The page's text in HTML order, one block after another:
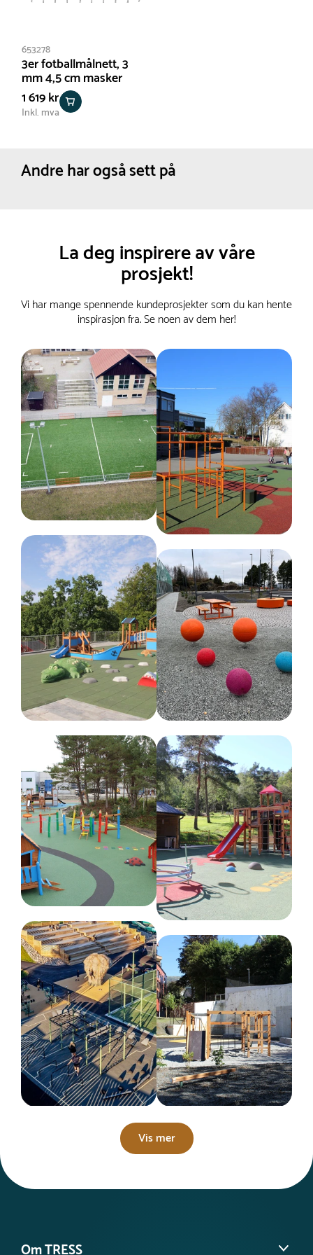
653278
3er fotballmålnett, 3
mm 4,5 cm masker
1 619 kr
Inkl. mva
Andre har også sett på
La deg inspirere av våre
prosjekt!
Vi har mange spennende kundeprosjekter som du kan hente
inspirasjon fra. Se noen av dem her!
Vis mer
Om TRESS